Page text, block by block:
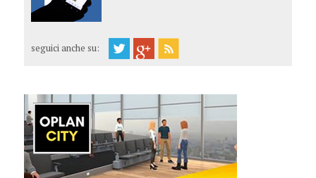
seguici anche su: